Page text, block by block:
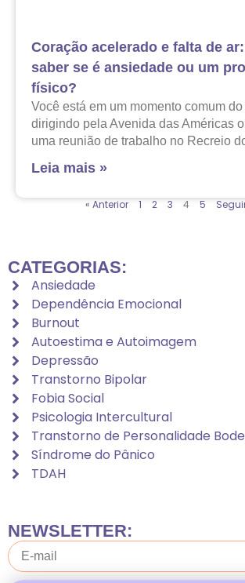
Coração acelerado e falta de
saber se é ansiedade ou um
físico?
Você está em um momento comum
dirigindo pela Avenida das Américas
uma reunião de trabalho no Recreio
Leia mais »
« Anterior 1 2 3 4 5
CATEGORIAS:
Ansiedade
Dependência Emocional
Burnout
Autoestima e Autoimagem
Depressão
Transtorno Bipolar
Fobia Social
Psicologia Intercultural
Transtorno de Personalidade
Síndrome do Pânico
TDAH
NEWSLETTER: